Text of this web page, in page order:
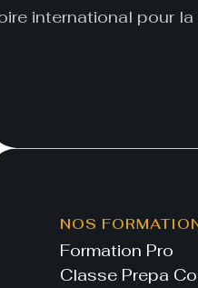
international pour
NOS
Formation Pro
Classe Prepa